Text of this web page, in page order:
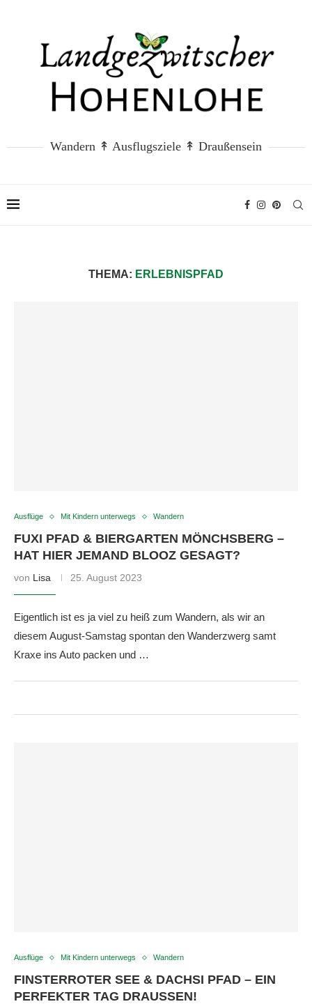
Wandern ↟ Ausflugsziele ↟ Draußensein
THEMA: ERLEBNISPFAD
Ausflüge Mit Kindern unterwegs Wandern
FUXI PFAD & BIERGARTEN MÖNCHSBERG –
HAT HIER JEMAND BLOOZ GESAGT?
von Lisa 25. August 2023
Eigentlich ist es ja viel zu heiß zum Wandern, als wir an
diesem August-Samstag spontan den Wanderzwerg samt
Kraxe ins Auto packen und …
Ausflüge Mit Kindern unterwegs Wandern
FINSTERROTER SEE & DACHSI PFAD – EIN
PERFEKTER TAG DRAUSSEN!